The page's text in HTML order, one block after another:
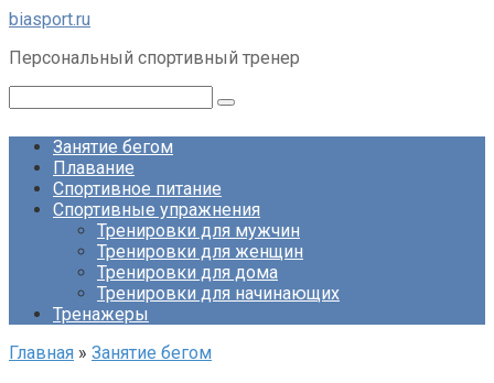
Перейти
контенту
biasport.ru
Персональный спортивный тренер
Занятие бегом
Плавание
Спортивное питание
Спортивные упражнения
Тренировки для мужчин
Тренировки для женщин
Тренировки для дома
Тренировки для начинающих
Тренажеры
Главная » Занятие бегом